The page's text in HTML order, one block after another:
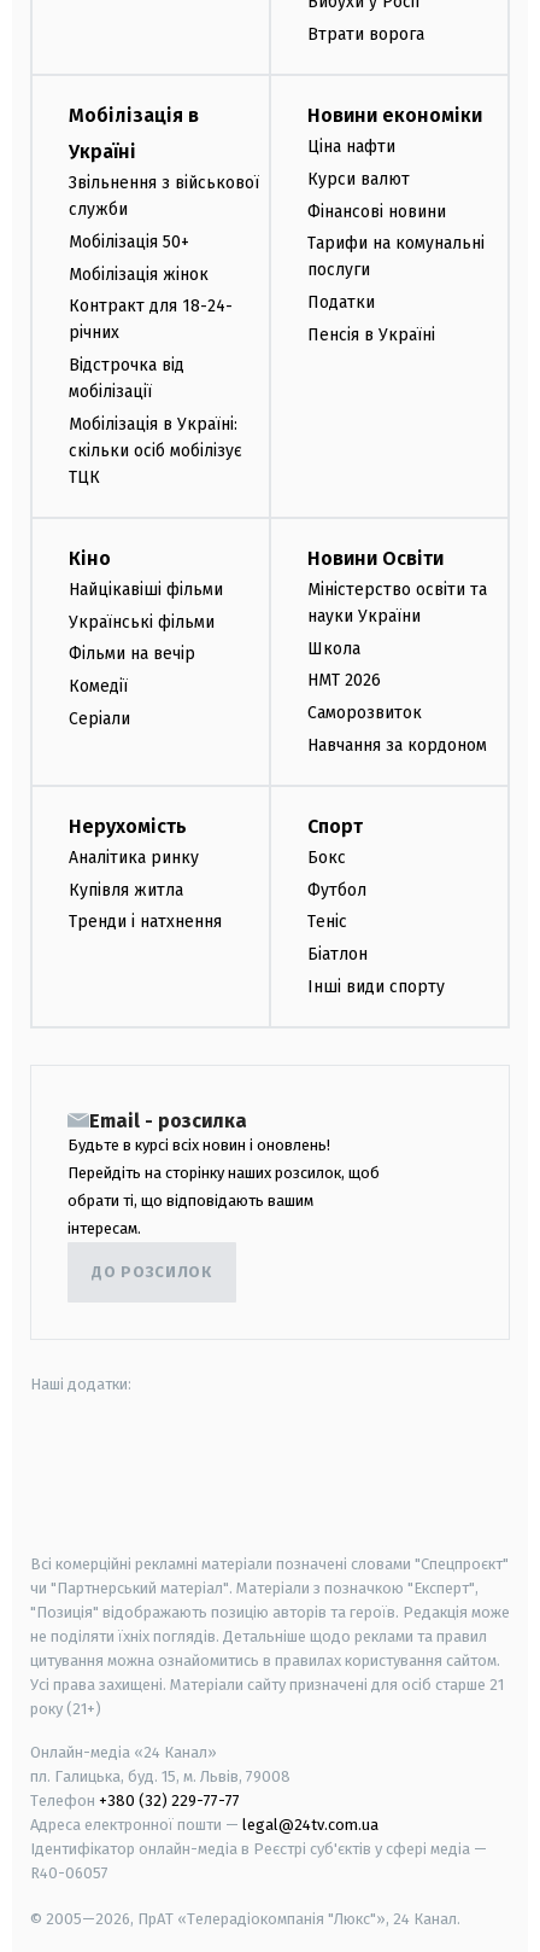
Втрати ворога
Мобілізація в
Україні
Звільнення з військової
служби
Мобілізація 50+
Мобілізація жінок
Контракт для 18-24-
річних
Відстрочка від
мобілізації
Мобілізація в Україні:
скільки осіб мобілізує
ТЦК
Новини економіки
Ціна нафти
Курси валют
Фінансові новини
Тарифи на комунальні
послуги
Податки
Пенсія в Україні
Кіно
Найцікавіші фільми
Українські фільми
Фільми на вечір
Комедії
Серіали
Новини Освіти
Міністерство освіти та
науки України
Школа
НМТ 2026
Саморозвиток
Навчання за кордоном
Нерухомість
Аналітика ринку
Купівля житла
Тренди і натхнення
Спорт
Бокс
Футбол
Теніс
Біатлон
Інші види спорту
Email - розсилка
Будьте в курсі всіх новин і оновлень!
Перейдіть на сторінку наших розсилок, щоб
обрати ті, що відповідають вашим
інтересам.
ДО РОЗСИЛОК
Наші додатки:
Всі комерційні рекламні матеріали позначені словами "Спецпроєкт"
чи "Партнерський матеріал". Матеріали з позначкою "Експерт",
"Позиція" відображають позицію авторів та героїв. Редакція може
не поділяти їхніх поглядів. Детальніше щодо реклами та правил
цитування можна ознайомитись в правилах користування сайтом.
Усі права захищені. Матеріали сайту призначені для осіб старше 21
року (21+)
Онлайн-медіа «24 Канал»
пл. Галицька, буд. 15, м. Львів, 79008
Телефон +380 (32) 229-77-77
Адреса електронної пошти — legal@24tv.com.ua
Ідентифікатор онлайн-медіа в Реєстрі суб'єктів у сфері медіа —
R40-06057
© 2005—2026, ПрАТ «Телерадіокомпанія "Люкс"», 24 Канал.